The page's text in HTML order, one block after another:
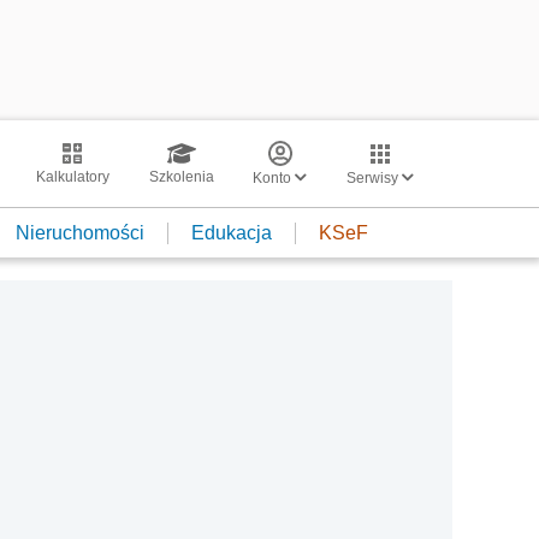
Kalkulatory Szkolenia Konto Serwisy
Nieruchomości Edukacja KSeF